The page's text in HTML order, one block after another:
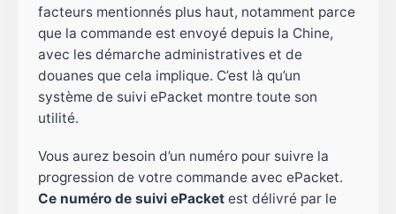
facteurs mentionnés plus haut, notamment parce
que la commande est envoyé depuis la Chine,
avec les démarche administratives et de
douanes que cela implique. C’est là qu’un
système de suivi ePacket montre toute son
utilité.
Vous aurez besoin d’un numéro pour suivre la
progression de votre commande avec ePacket.
Ce numéro de suivi ePacket est délivré par le